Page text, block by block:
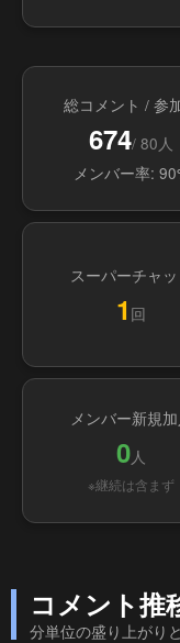
総コメント / 参
674/ 80人
メンバー率:
スーパーチャッ
1 回
メンバー新規加
0人
※継続は含まず
コメント推
分単位の盛り上がり